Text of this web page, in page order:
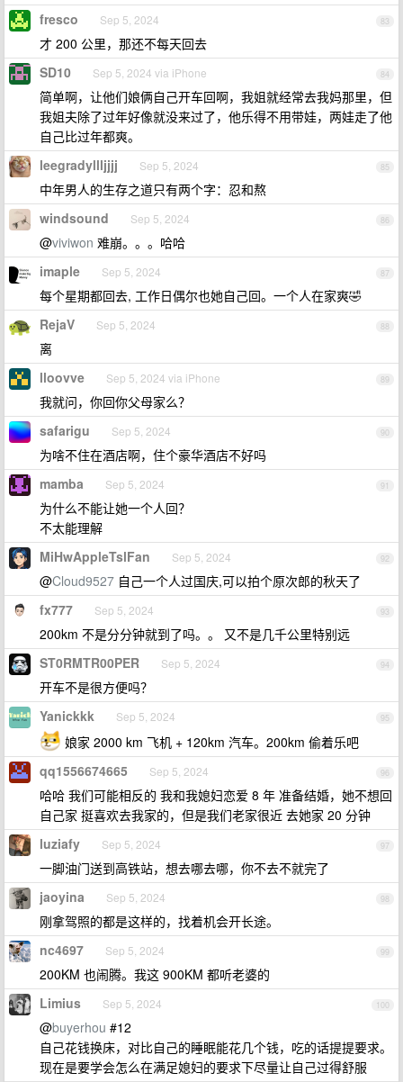
83
fresco Sep 5, 2024
才 200 公里，那还不每天回去
84
SD10 Sep 5, 2024 via iPhone
简单啊，让他们娘俩自己开车回啊，我姐就经常去我妈那里，但
我姐夫除了过年好像就没来过了，他乐得不用带娃，两娃走了他
自己比过年都爽。
85
leegradyllljjjj Sep 5, 2024
中年男人的生存之道只有两个字：忍和熬
86
windsound Sep 5, 2024
@viviwon 难崩。。。哈哈
87
imaple Sep 5, 2024
每个星期都回去, 工作日偶尔也她自己回。一个人在家爽🤣
88
RejaV Sep 5, 2024
离
89
lloovve Sep 5, 2024 via iPhone
我就问，你回你父母家么？
90
safarigu Sep 5, 2024
为啥不住在酒店啊，住个豪华酒店不好吗
91
mamba Sep 5, 2024
为什么不能让她一个人回？
不太能理解
92
MiHwAppleTslFan Sep 5, 2024
@Cloud9527 自己一个人过国庆,可以拍个原次郎的秋天了
93
fx777 Sep 5, 2024
200km 不是分分钟就到了吗。。 又不是几千公里特别远
94
ST0RMTR00PER Sep 5, 2024
开车不是很方便吗？
95
Yanickkk Sep 5, 2024
娘家 2000 km 飞机 + 120km 汽车。200km 偷着乐吧
96
qq1556674665 Sep 5, 2024
哈哈 我们可能相反的 我和我媳妇恋爱 8 年 准备结婚，她不想回
自己家 挺喜欢去我家的，但是我们老家很近 去她家 20 分钟
97
luziafy Sep 5, 2024
一脚油门送到高铁站，想去哪去哪，你不去不就完了
98
jaoyina Sep 5, 2024
刚拿驾照的都是这样的，找着机会开长途。
99
nc4697 Sep 5, 2024
200KM 也闹腾。我这 900KM 都听老婆的
100
Limius Sep 5, 2024
@buyerhou #12
自己花钱换床，对比自己的睡眠能花几个钱，吃的话提提要求。
现在是要学会怎么在满足媳妇的要求下尽量让自己过得舒服